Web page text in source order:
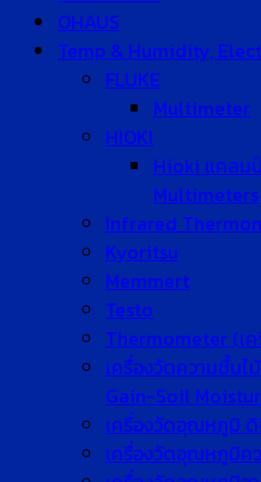
OHAUS
Temp & Humidity,
FLUKE
Multimeter
HIOKI
Hioki แคลม
Multimeters
Infrared
Kyoritsu
Memmert
Testo
Thermometer (เ
เครื่องวัดความชื้
Gain-Soil
เครื่องวัดอุณหภูมิ
เครื่องวัดอุณหภูมิค